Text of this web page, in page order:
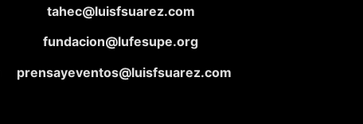
tahec@luisfsuarez.com
fundacion@lufesupe.org
prensayeventos@luisfsuarez.com